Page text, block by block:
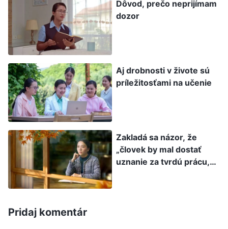
musíš urobiť všetko pre to, aby si splnil svoju
povinnosť; musíš zaplatiť istú cenu a použiť
určité spôsoby a prostriedky, pričom nezáleží
na tom, aké spôsoby a prostriedky uplatníš,
pokiaľ si nimi túto osobu získaš. V skratke, ak
chceš človeka získať, musíš splniť svoju
povinnosť, použiť lásku a urobiť všetko, čo je v
tvojich silách. V duchovnom spoločenstve
musíš zdieľať všetky pravdy, ktorým rozumieš,
a robiť všetko, čo by si mal robiť. Aj keď danú
osobu nezískaš, budeš mať čisté svedomie.
Urobil si pre to totiž všetko.
povinnosť, ku ktorej sú zaviazaní všetci veriaci)
Dôvod, prečo neprijímam
dozor
Aj drobnosti v živote sú
príležitosťami na učenie
Zakladá sa názor, že
„človek by mal dostať
uznanie za tvrdú prácu,
Pridaj komentár